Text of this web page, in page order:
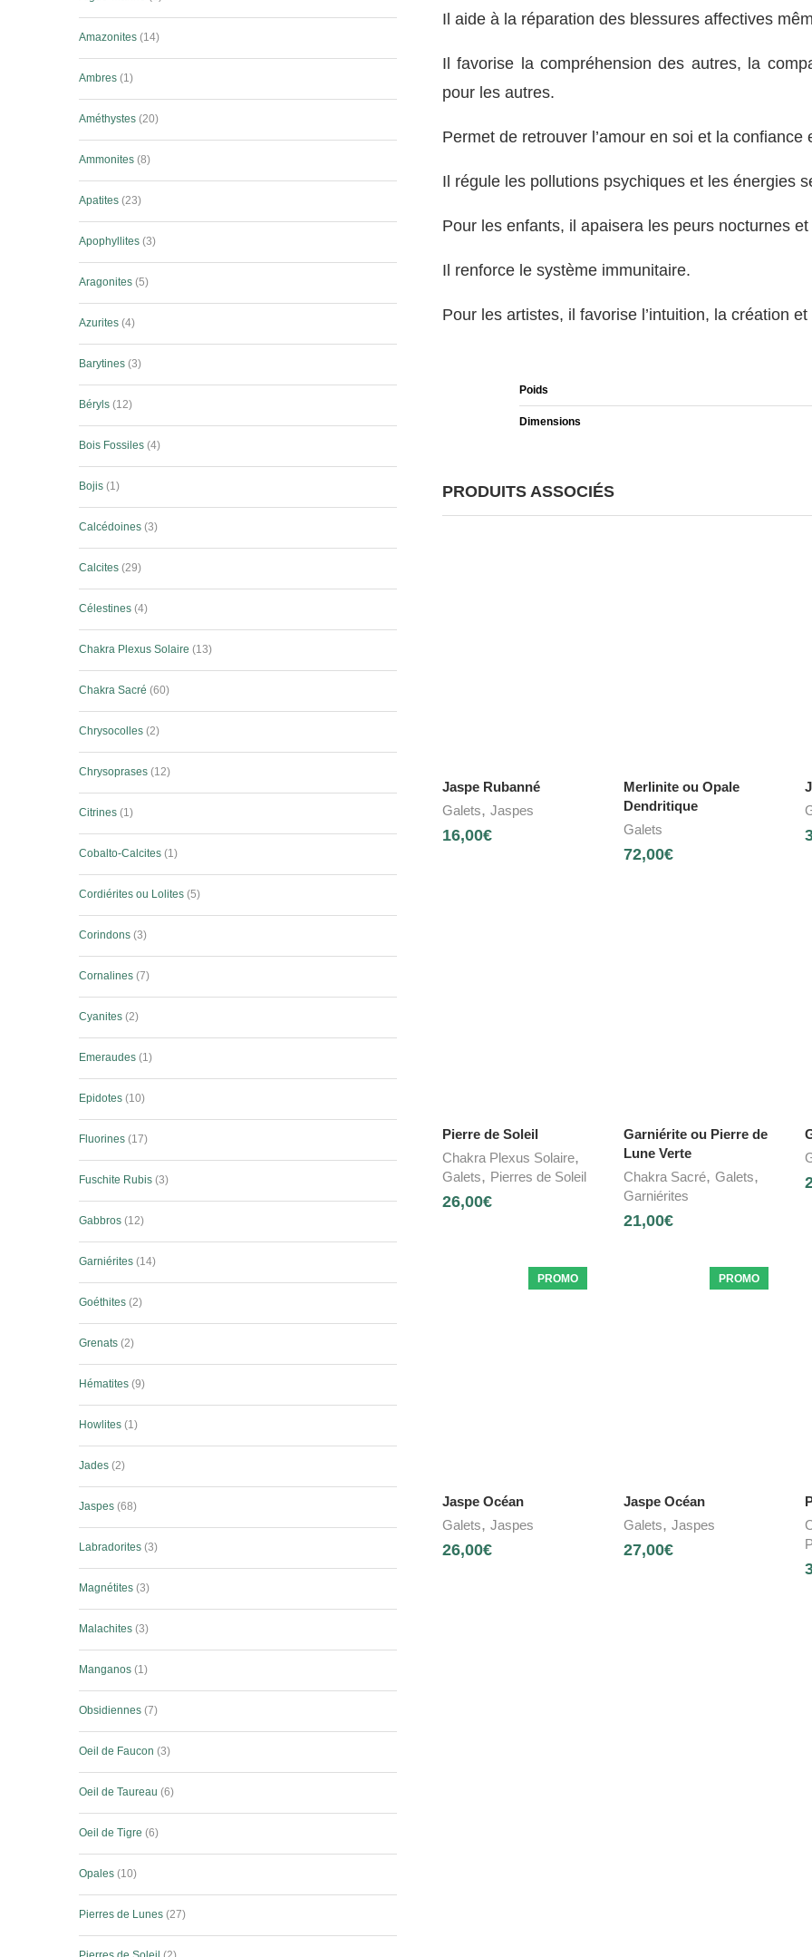
Il aide à la réparation des blessures affectives
Il favorise la compréhension des autres, la
pour les autres.
Permet de retrouver l’amour en soi et la confiance
Il régule les pollutions psychiques et les énergies
Pour les enfants, il apaisera les peurs nocturnes et
Il renforce le système immunitaire.
Pour les artistes, il favorise l’intuition, la création et
Poids
Dimensions
PRODUITS ASSOCIÉS
Jaspe Rubanné
Galets, Jaspes
16,00€
Merlinite ou Opale
Dendritique
Galets
72,00€
Pierre de Soleil
Chakra Plexus Solaire,
Galets, Pierres de Soleil
26,00€
Garniérite ou Pierre de
Lune Verte
Chakra Sacré, Galets,
Garniérites
21,00€
PROMO
Jaspe Océan
Galets, Jaspes
26,00€
PROMO
Jaspe Océan
Galets, Jaspes
27,00€
Amazonites 14
Ambres 1
Améthystes 20
Ammonites 8
Apatites 23
Apophyllites 3
Aragonites 5
Azurites 4
Barytines 3
Béryls 12
Bois Fossiles 4
Bojis 1
Calcédoines 3
Calcites 29
Célestines 4
Chakra Plexus Solaire 13
Chakra Sacré 60
Chrysocolles 2
Chrysoprases 12
Citrines 1
Cobalto-Calcites 1
Cordiérites ou Lolites 5
Corindons 3
Cornalines 7
Cyanites 2
Emeraudes 1
Epidotes 10
Fluorines 17
Fuschite Rubis 3
Gabbros 12
Garniérites 14
Goéthites 2
Grenats 2
Hématites 9
Howlites 1
Jades 2
Jaspes 68
Labradorites 3
Magnétites 3
Malachites 3
Manganos 1
Obsidiennes 7
Oeil de Faucon 3
Oeil de Taureau 6
Oeil de Tigre 6
Opales 10
Pierres de Lunes 27